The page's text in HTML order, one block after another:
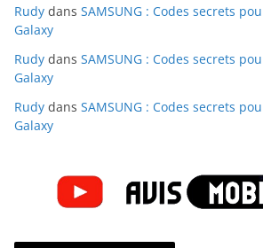
Rudy dans SAMSUNG : Codes secrets
Galaxy
Rudy dans SAMSUNG : Codes secrets
Galaxy
Rudy dans SAMSUNG : Codes secrets
Galaxy